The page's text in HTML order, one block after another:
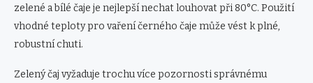
zelené a bílé čaje je nejlepší nechat louhovat při 80°C. Použití
vhodné teploty pro vaření černého čaje může vést k plné,
robustní chuti.
Zelený čaj vyžaduje trochu více pozornosti správnému